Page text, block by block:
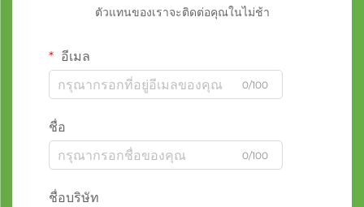
ตัวแทนของเราจะติดต่อคุณในไม่ช้า
อีเมล
0/100
ชื่อ
0/100
ชื่อบริษัท